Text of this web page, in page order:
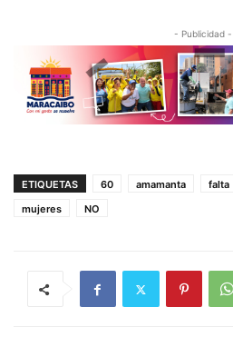
- Publicidad -
ETIQUETAS 60 amamanta falta
mujeres
NO